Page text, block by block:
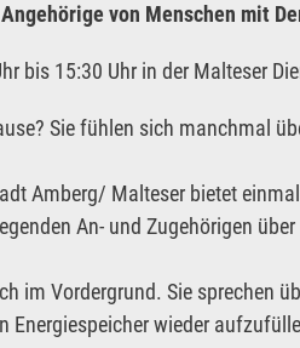
von Menschen mit
bis 15:30 Uhr in der Malteser
Sie fühlen sich manchmal
Amberg/ Malteser bietet
An- und Zugehörigen
im Vordergrund. Sie sprechen
Energiespeicher wieder